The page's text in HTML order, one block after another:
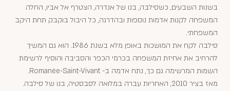
בשנות השבעים, כשסילבה, בנו של אנדרה, הצטרף אל אביו, החלה
המשפחה לקנות אדמות נוספות ובהדרגה, כל היבול בוקבק תחת היקב
המשפחתי.
סילבה לקח את המושכות באופן מלא בשנת 1986. הוא גם המשיך
להרחיב את אחיזת המשפחה בכרמי הכפר והסביבה והוסיף לרשימת
השמות המרשימה גם כך, נתח אדמה ב- Romanée-Saint-Vivant.
מאז בציר 2010, האחריות עברה במלואה לסבסטיה, בנו של סילבה.